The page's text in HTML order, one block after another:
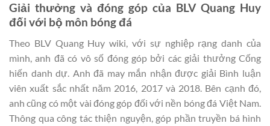
Giải thưởng và đóng góp của BLV Quang Huy
đối với bộ môn bóng đá
Theo BLV Quang Huy wiki, với sự nghiệp rạng danh của
mình, anh đã có vô số đóng góp bởi các giải thưởng Cống
hiến danh dự. Anh đã may mắn nhận được giải Bình luận
viên xuất sắc nhất năm 2016, 2017 và 2018. Bên cạnh đó,
anh cũng có một vài đóng góp đối với nền bóng đá Việt Nam.
Thông qua công tác thiện nguyện, góp phần truyền bá hình